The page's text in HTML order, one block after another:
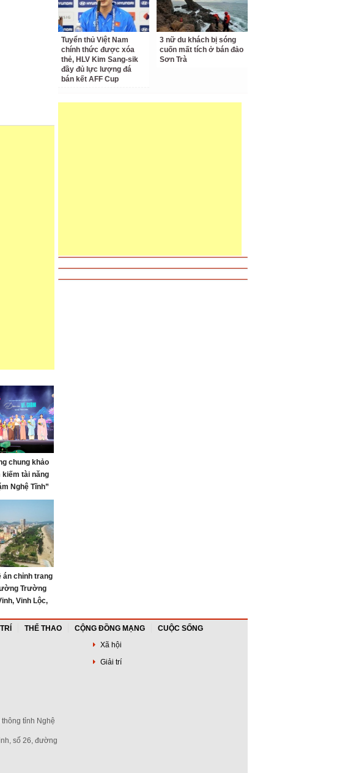
chung khảo
kiếm tài năng
Nghệ Tĩnh”
án chỉnh trang
Trường
Vinh Lộc,
– 2030
Tuyển thủ Việt Nam
chính thức được xóa
thẻ, HLV Kim Sang-sik
đầy đủ lực lượng đá
bán kết AFF Cup
3 nữ du khách bị sóng
cuốn mất tích ở bán đảo
Sơn Trà
THỂ THAO CỘNG ĐỒNG MẠNG
CUỘC SỐNG
Xã hội
Giải trí
tỉnh Nghệ
số 26, đường